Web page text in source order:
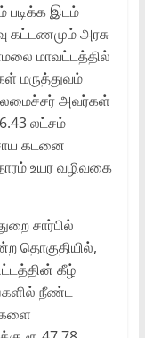
படிக்க இடம்
கட்டணமும் அரசு
மாவட்டத்தில்
மருத்துவம்
அவர்கள்
லட்சம்
கடனை
உயர வழிவகை
சார்பில்
தொகுதியில்,
கீழ்
நீண்ட